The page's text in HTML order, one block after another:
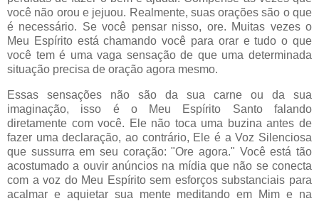
você não orou e jejuou. Realmente, suas orações são o que
é necessário. Se você pensar nisso, ore. Muitas vezes o
Meu Espírito está chamando você para orar e tudo o que
você tem é uma vaga sensação de que uma determinada
situação precisa de oração agora mesmo.
Essas sensações não são da sua carne ou da sua
imaginação, isso é o Meu Espírito Santo falando
diretamente com você. Ele não toca uma buzina antes de
fazer uma declaração, ao contrário, Ele é a Voz Silenciosa
que sussurra em seu coração: "Ore agora." Você está tão
acostumado a ouvir anúncios na mídia que não se conecta
com a voz do Meu Espírito sem esforços substanciais para
acalmar e aquietar sua mente meditando em Mim e na